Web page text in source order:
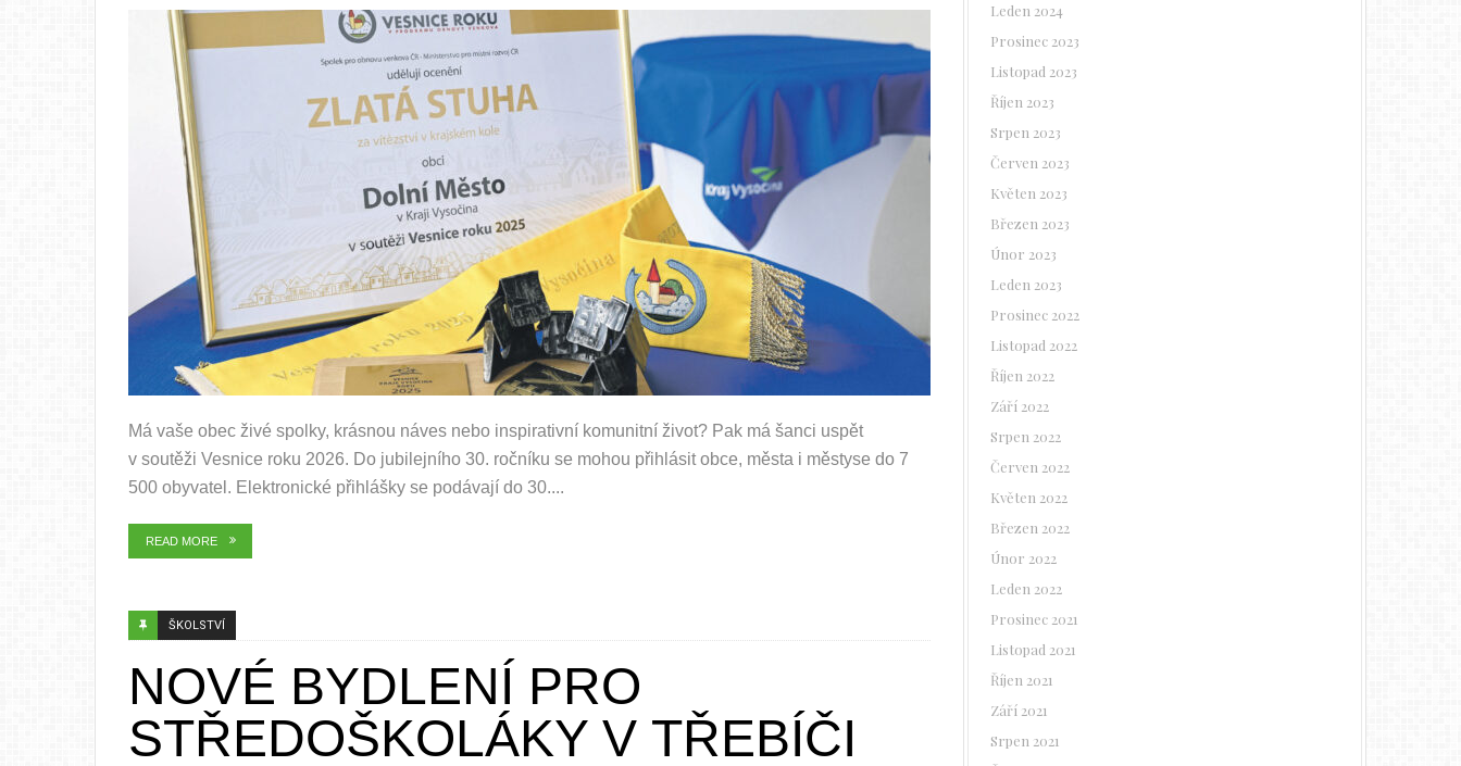
Má vaše obec živé spolky, krásnou náves nebo inspirativní komunitní život? Pak má šanci uspět
v soutěži Vesnice roku 2026. Do jubilejního 30. ročníku se mohou přihlásit obce, města i městyse do 7
500 obyvatel. Elektronické přihlášky se podávají do 30....
READ MORE
ŠKOLSTVÍ
NOVÉ BYDLENÍ PRO
STŘEDOŠKOLÁKY V TŘEBÍČI
Leden 2024
Prosinec 2023
Listopad 2023
Říjen 2023
Srpen 2023
Červen 2023
Květen 2023
Březen 2023
Únor 2023
Leden 2023
Prosinec 2022
Listopad 2022
Říjen 2022
Září 2022
Srpen 2022
Červen 2022
Květen 2022
Březen 2022
Únor 2022
Leden 2022
Prosinec 2021
Listopad 2021
Říjen 2021
Září 2021
Srpen 2021